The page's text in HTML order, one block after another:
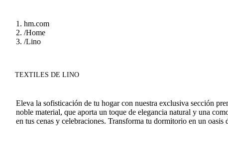
hm.com
/Home
/Lino
TEXTILES DE LINO
Eleva la sofisticación de tu hogar con nuestra exclusiva sección
noble material, que aporta un toque de elegancia natural y una
en tus cenas y celebraciones. Transforma tu dormitorio en un